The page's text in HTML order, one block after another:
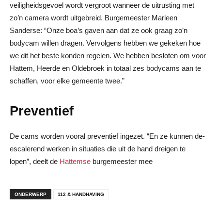
veiligheidsgevoel wordt vergroot wanneer de uitrusting met
zo’n camera wordt uitgebreid. Burgemeester Marleen
Sanderse: “Onze boa’s gaven aan dat ze ook graag zo’n
bodycam willen dragen. Vervolgens hebben we gekeken hoe
we dit het beste konden regelen. We hebben besloten om voor
Hattem, Heerde en Oldebroek in totaal zes bodycams aan te
schaffen, voor elke gemeente twee.”
Preventief
De cams worden vooral preventief ingezet. “En ze kunnen de-
escalerend werken in situaties die uit de hand dreigen te
lopen”, deelt de Hattemse burgemeester mee
ONDERWERP 112 & HANDHAVING